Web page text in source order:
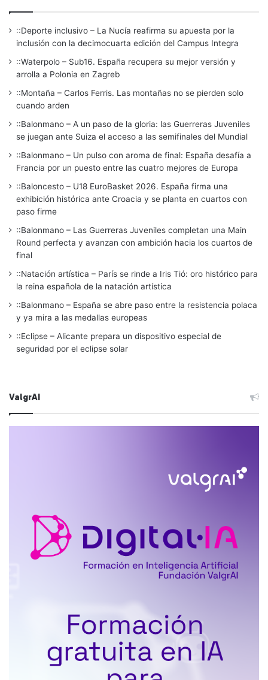
::Deporte inclusivo – La Nucía reafirma su apuesta por la
inclusión con la decimocuarta edición del Campus Integra
::Waterpolo – Sub16. España recupera su mejor versión y
arrolla a Polonia en Zagreb
::Montaña – Carlos Ferris. Las montañas no se pierden solo
cuando arden
::Balonmano – A un paso de la gloria: las Guerreras Juveniles
se juegan ante Suiza el acceso a las semifinales del Mundial
::Balonmano – Un pulso con aroma de final: España desafía a
Francia por un puesto entre las cuatro mejores de Europa
::Baloncesto – U18 EuroBasket 2026. España firma una
exhibición histórica ante Croacia y se planta en cuartos con
paso firme
::Balonmano – Las Guerreras Juveniles completan una Main
Round perfecta y avanzan con ambición hacia los cuartos de
final
::Natación artística – París se rinde a Iris Tió: oro histórico para
la reina española de la natación artística
::Balonmano – España se abre paso entre la resistencia polaca
y ya mira a las medallas europeas
::Eclipse – Alicante prepara un dispositivo especial de
seguridad por el eclipse solar
ValgrAI